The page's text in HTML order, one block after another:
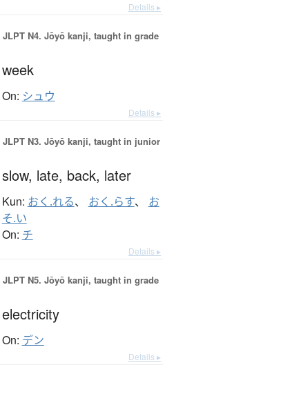
Details ▸
JLPT N4. Jōyō kanji, taught in grade
week
On: シュウ
Details ▸
JLPT N3. Jōyō kanji, taught in junior
slow, late, back, later
Kun: おく.れる、 おく.らす、 お
そ.い
On: チ
Details ▸
JLPT N5. Jōyō kanji, taught in grade
electricity
On: デン
Details ▸